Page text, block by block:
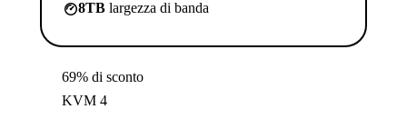
8TB largezza di banda
69% di sconto
KVM 4